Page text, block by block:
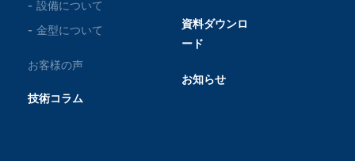
設備について
金型について
お客様の声
技術コラム
資料ダウンロ
ード
お知らせ